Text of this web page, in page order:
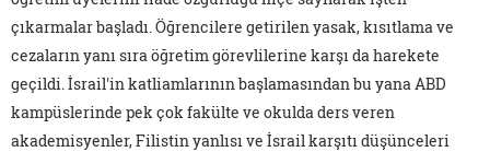
çıkarmalar başladı. Öğrencilere getirilen yasak, kısıtlama ve
cezaların yanı sıra öğretim görevlilerine karşı da harekete
geçildi. İsrail'in katliamlarının başlamasından bu yana ABD
kampüslerinde pek çok fakülte ve okulda ders veren
akademisyenler, Filistin yanlısı ve İsrail karşıtı düşünceleri